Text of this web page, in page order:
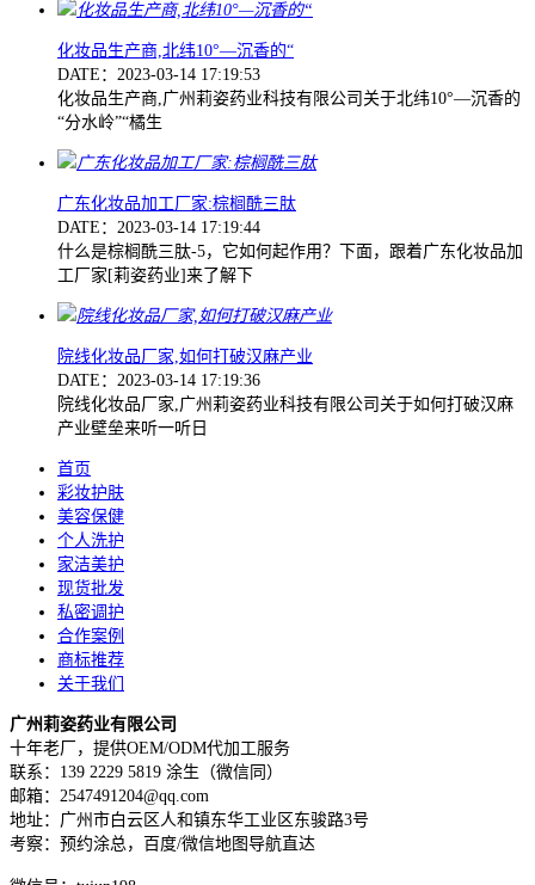
化妆品生产商,北纬10°—沉香的“
DATE：2023-03-14 17:19:53
化妆品生产商,广州莉姿药业科技有限公司关于北纬10°—沉香的
“分水岭”“橘生
广东化妆品加工厂家:棕榈酰三肽
DATE：2023-03-14 17:19:44
什么是棕榈酰三肽-5，它如何起作用？下面，跟着广东化妆品加
工厂家[莉姿药业]来了解下
院线化妆品厂家,如何打破汉麻产业
DATE：2023-03-14 17:19:36
院线化妆品厂家,广州莉姿药业科技有限公司关于如何打破汉麻
产业壁垒来听一听日
首页
彩妆护肤
美容保健
个人洗护
家洁美护
现货批发
私密调护
合作案例
商标推荐
关于我们
广州莉姿药业有限公司
十年老厂，提供OEM/ODM代加工服务
联系：139 2229 5819 涂生（微信同）
邮箱：2547491204@qq.com
地址：广州市白云区人和镇东华工业区东骏路3号
考察：预约涂总，百度/微信地图导航直达